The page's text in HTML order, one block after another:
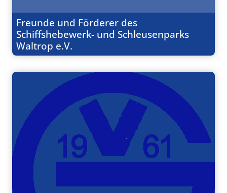
Freunde und Förderer des
Schiffshebewerk- und Schleusenparks
Waltrop e.V.